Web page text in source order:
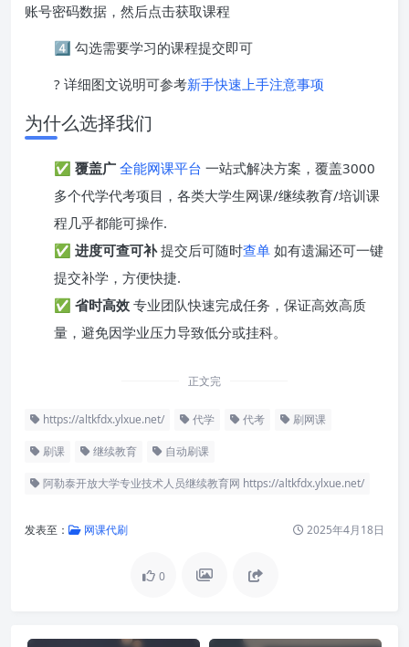
账号密码数据，然后点击获取课程
4️⃣ 勾选需要学习的课程提交即可
? 详细图文说明可参考新手快速上手注意事项
为什么选择我们
✅ 覆盖广 全能网课平台 一站式解决方案，覆盖3000
多个代学代考项目，各类大学生网课/继续教育/培训课
程几乎都能可操作.
✅ 进度可查可补提交后可随时查单 如有遗漏还可一键
提交补学，方便快捷.
✅ 省时高效 专业团队快速完成任务，保证高效高质
量，避免因学业压力导致低分或挂科。
正文完
https://altkfdx.ylxue.net/ 代学 代考 刷网课
刷课 继续教育 自动刷课
阿勒泰开放大学专业技术人员继续教育网 https://altkfdx.ylxue.net/
发表至： 网课代刷 2025年4月18日
0